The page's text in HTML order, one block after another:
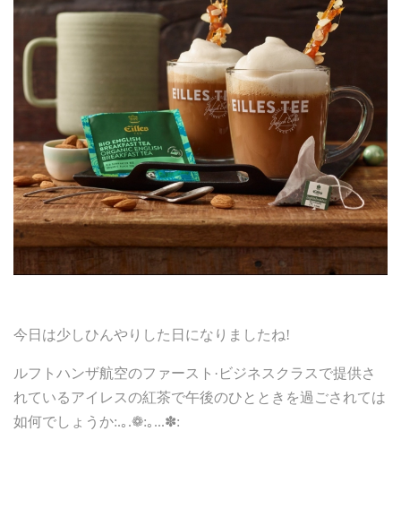
今日は少しひんやりした日になりましたね!
ルフトハンザ航空のファースト·ビジネスクラスで提供さ
れているアイレスの紅茶で午後のひとときを過ごされては
如何でしょうか:.｡.❁:｡...✽: